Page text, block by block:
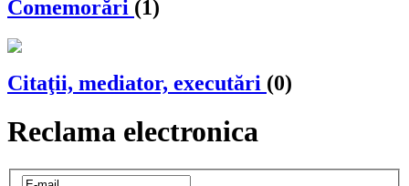
Comemorări (1)
Citaţii, mediator, executări (0)
Reclama electronica